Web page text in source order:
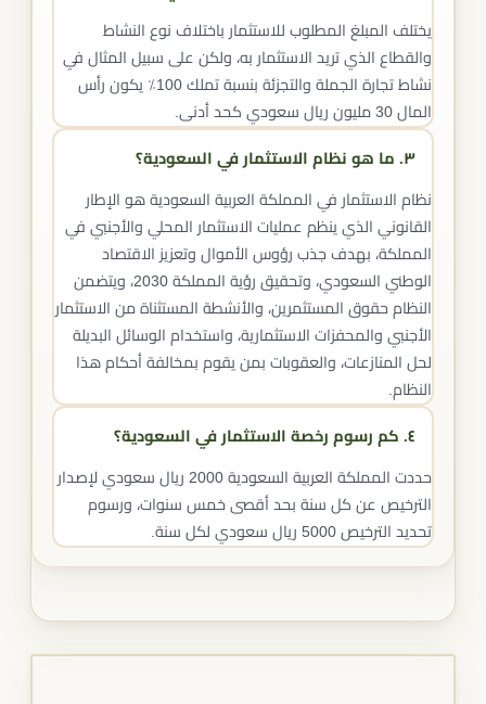
يختلف المبلغ المطلوب للاستثمار باختلاف نوع النشاط
والقطاع الذي تريد الاستثمار به، ولكن على سبيل المثال في
نشاط تجارة الجملة والتجزئة بنسبة تملك 100٪ يكون رأس
المال 30 مليون ريال سعودي كحد أدنى.
٣. ما هو نظام الاستثمار في السعودية؟
نظام الاستثمار في المملكة العربية السعودية هو الإطار
القانوني الذي ينظم عمليات الاستثمار المحلي والأجنبي في
المملكة، بهدف جذب رؤوس الأموال وتعزيز الاقتصاد
الوطني السعودي، وتحقيق رؤية المملكة 2030، ويتضمن
النظام حقوق المستثمرين، والأنشطة المستثناة من الاستثمار
الأجنبي والمحفزات الاستثمارية، واستخدام الوسائل البديلة
لحل المنازعات، والعقوبات بمن يقوم بمخالفة أحكام هذا
النظام.
٤. كم رسوم رخصة الاستثمار في السعودية؟
حددت المملكة العربية السعودية 2000 ريال سعودي لإصدار
الترخيص عن كل سنة بحد أقصى خمس سنوات، ورسوم
تحديد الترخيص 5000 ريال سعودي لكل سنة.